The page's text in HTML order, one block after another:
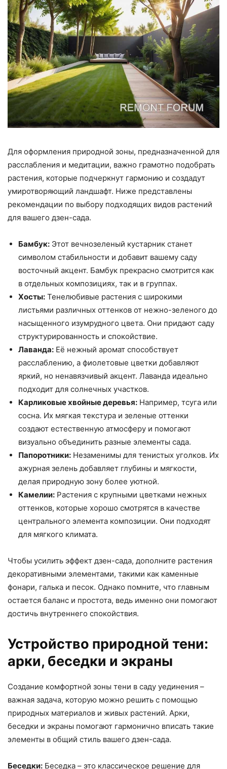
Для оформления природной зоны, предназначенной для
расслабления и медитации, важно грамотно подобрать
растения, которые подчеркнут гармонию и создадут
умиротворяющий ландшафт. Ниже представлены
рекомендации по выбору подходящих видов растений
для вашего дзен-сада.
Бамбук: Этот вечнозеленый кустарник станет
символом стабильности и добавит вашему саду
восточный акцент. Бамбук прекрасно смотрится как
в отдельных композициях, так и в группах.
Хосты: Тенелюбивые растения с широкими
листьями различных оттенков от нежно-зеленого до
насыщенного изумрудного цвета. Они придают саду
структурированность и спокойствие.
Лаванда: Её нежный аромат способствует
расслаблению, а фиолетовые цветки добавляют
яркий, но ненавязчивый акцент. Лаванда идеально
подходит для солнечных участков.
Карликовые хвойные деревья: Например, тсуга или
сосна. Их мягкая текстура и зеленые оттенки
создают естественную атмосферу и помогают
визуально объединить разные элементы сада.
Папоротники: Незаменимы для тенистых уголков. Их
ажурная зелень добавляет глубины и мягкости,
делая природную зону более уютной.
Камелии: Растения с крупными цветками нежных
оттенков, которые хорошо смотрятся в качестве
центрального элемента композиции. Они подходят
для мягкого климата.
Чтобы усилить эффект дзен-сада, дополните растения
декоративными элементами, такими как каменные
фонари, галька и песок. Однако помните, что главным
остается баланс и простота, ведь именно они помогают
достичь внутреннего спокойствия.
Устройство природной тени:
арки, беседки и экраны
Создание комфортной зоны тени в саду уединения –
важная задача, которую можно решить с помощью
природных материалов и живых растений. Арки,
беседки и экраны помогают гармонично вписать такие
элементы в общий стиль вашего дзен-сада.
Беседки: Беседка – это классическое решение для